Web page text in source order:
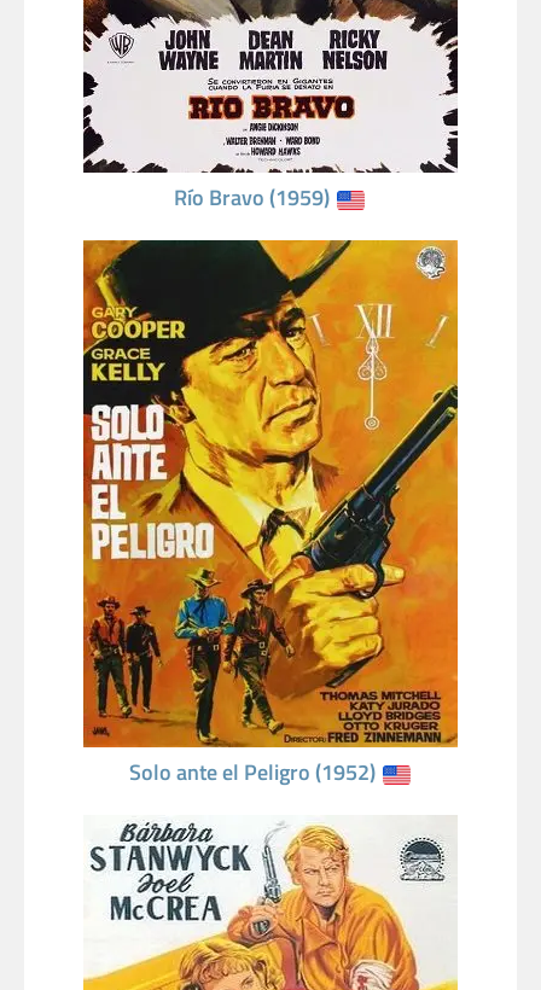
Río Bravo (1959)
Solo ante el Peligro (1952)